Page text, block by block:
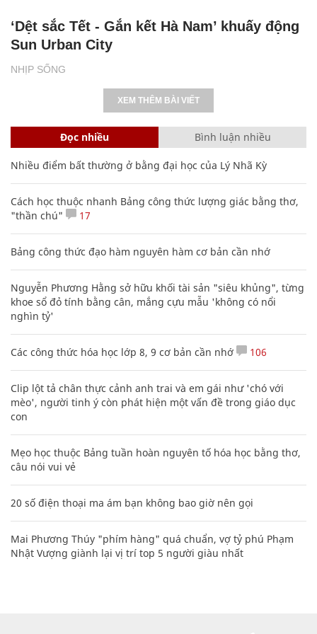
NHỊP SỐNG
‘Dệt sắc Tết - Gắn kết Hà Nam’ khuấy động
Sun Urban City
XEM THÊM BÀI VIẾT
Đọc nhiều Bình luận nhiều
Nhiều điểm bất thường ở bằng đại học của Lý Nhã Kỳ
Cách học thuộc nhanh Bảng công thức lượng giác bằng thơ,
"thần chú"
17
Bảng công thức đạo hàm nguyên hàm cơ bản cần nhớ
Nguyễn Phương Hằng sở hữu khối tài sản "siêu khủng", từng
khoe sổ đỏ tính bằng cân, mắng cựu mẫu 'không có nổi
nghìn tỷ'
Các công thức hóa học lớp 8, 9 cơ bản cần nhớ 106
Clip lột tả chân thực cảnh anh trai và em gái như 'chó với
mèo', người tinh ý còn phát hiện một vấn đề trong giáo dục
con
Mẹo học thuộc Bảng tuần hoàn nguyên tố hóa học bằng thơ,
câu nói vui vẻ
20 số điện thoại ma ám bạn không bao giờ nên gọi
Mai Phương Thúy "phím hàng" quá chuẩn, vợ tỷ phú Phạm
Nhật Vượng giành lại vị trí top 5 người giàu nhất